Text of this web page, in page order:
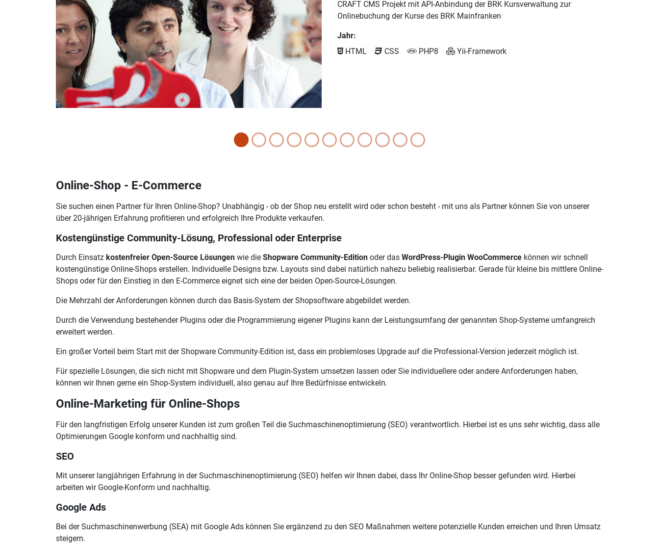
Das Stellenportal für die Beauty-, Kosmetik- und Wellness Branche mit dem
Profilematching Tool "Match Maker"
Jahr: 2021
Online-Shop - E-Commerce
Sie suchen einen Partner für Ihren Online-Shop? Unabhängig - ob der Shop neu erstellt wird oder schon besteht - mit uns als Partner können Sie von unserer
über 20-jährigen Erfahrung profitieren und erfolgreich Ihre Produkte verkaufen.
Kostengünstige Community-Lösung, Professional oder Enterprise
Durch Einsatz kostenfreier Open-Source Lösungen wie die Shopware Community-Edition oder das WordPress-Plugin WooCommerce können wir schnell
kostengünstige Online-Shops erstellen. Individuelle Designs bzw. Layouts sind dabei natürlich nahezu beliebig realisierbar. Gerade für kleine bis mittlere Online-
Shops oder für den Einstieg in den E-Commerce eignet sich eine der beiden Open-Source-Lösungen.
Die Mehrzahl der Anforderungen können durch das Basis-System der Shopsoftware abgebildet werden.
Durch die Verwendung bestehender Plugins oder die Programmierung eigener Plugins kann der Leistungsumfang der genannten Shop-Systeme umfangreich
erweitert werden.
Ein großer Vorteil beim Start mit der Shopware Community-Edition ist, dass ein problemloses Upgrade auf die Professional-Version jederzeit möglich ist.
Für spezielle Lösungen, die sich nicht mit Shopware und dem Plugin-System umsetzen lassen oder Sie individuellere oder andere Anforderungen haben,
können wir Ihnen gerne ein Shop-System individuell, also genau auf Ihre Bedürfnisse entwickeln.
Online-Marketing für Online-Shops
Für den langfristigen Erfolg unserer Kunden ist zum großen Teil die Suchmaschinenoptimierung (SEO) verantwortlich. Hierbei ist es uns sehr wichtig, dass alle
Optimierungen Google konform und nachhaltig sind.
SEO
Mit unserer langjährigen Erfahrung in der Suchmaschinenoptimierung (SEO) helfen wir Ihnen dabei, dass Ihr Online-Shop besser gefunden wird. Hierbei
arbeiten wir Google-Konform und nachhaltig.
Google Ads
Bei der Suchmaschinenwerbung (SEA) mit Google Ads können Sie ergänzend zu den SEO Maßnahmen weitere potenzielle Kunden erreichen und Ihren Umsatz
steigern.